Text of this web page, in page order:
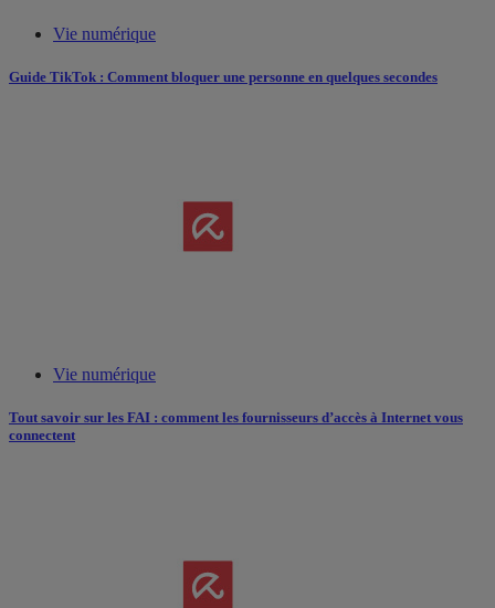
Vie numérique
Guide TikTok : Comment bloquer une personne en quelques secondes
Vie numérique
Tout savoir sur les FAI : comment les fournisseurs d’accès à Internet vous
connectent